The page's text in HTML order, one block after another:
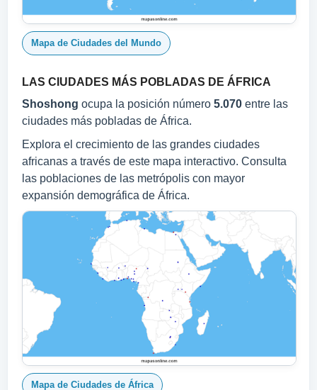
Mapa de Ciudades del Mundo
LAS CIUDADES MÁS POBLADAS DE ÁFRICA
Shoshong ocupa la posición número 5.070 entre las
ciudades más pobladas de África.
Explora el crecimiento de las grandes ciudades
africanas a través de este mapa interactivo. Consulta
las poblaciones de las metrópolis con mayor
expansión demográfica de África.
Mapa de Ciudades de África